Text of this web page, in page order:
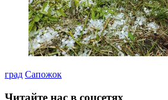
град Сапожок
Читайте нас в соцсетях